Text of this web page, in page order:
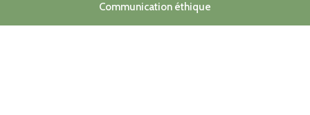
Communication éthique